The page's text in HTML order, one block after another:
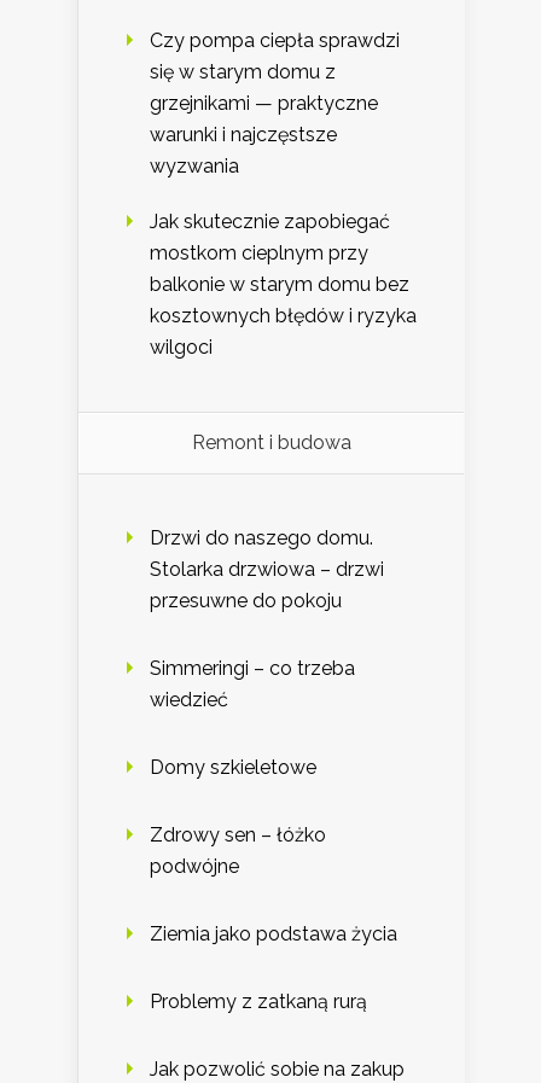
Czy pompa ciepła sprawdzi
się w starym domu z
grzejnikami — praktyczne
warunki i najczęstsze
wyzwania
Jak skutecznie zapobiegać
mostkom cieplnym przy
balkonie w starym domu bez
kosztownych błędów i ryzyka
wilgoci
Remont i budowa
Drzwi do naszego domu.
Stolarka drzwiowa – drzwi
przesuwne do pokoju
Simmeringi – co trzeba
wiedzieć
Domy szkieletowe
Zdrowy sen – łóżko
podwójne
Ziemia jako podstawa życia
Problemy z zatkaną rurą
Jak pozwolić sobie na zakup